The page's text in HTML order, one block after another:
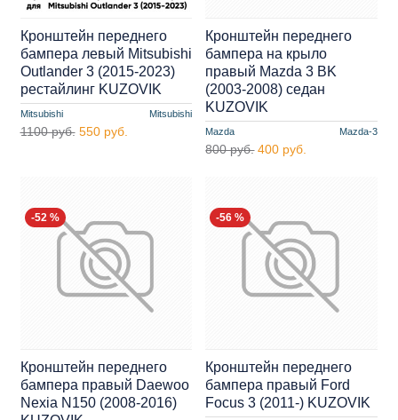
Mitsubishi Mitsubishi
Кронштейн переднего
бампера левый Mitsubishi
Outlander 3 (2015-2023)
рестайлинг KUZOVIK
1100 руб. 550 руб. Mazda Mazda-3
Кронштейн переднего
бампера на крыло
правый Mazda 3 BK
(2003-2008) седан
KUZOVIK
800 руб. 400 руб.
-52 %
Кронштейн переднего
бампера правый Daewoo
Nexia N150 (2008-2016)
-56 %
Кронштейн переднего
бампера правый Ford
Focus 3 (2011-) KUZOVIK